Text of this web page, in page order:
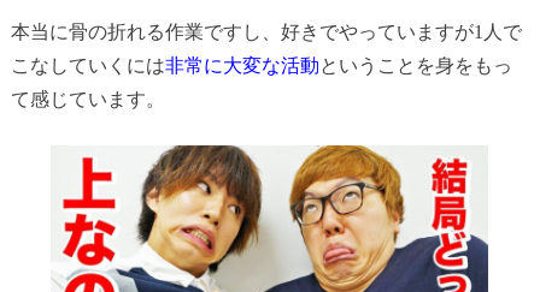
本当に骨の折れる作業ですし、好きでやっていますが1人で
こなしていくには非常に大変な活動ということを身をもっ
て感じています。